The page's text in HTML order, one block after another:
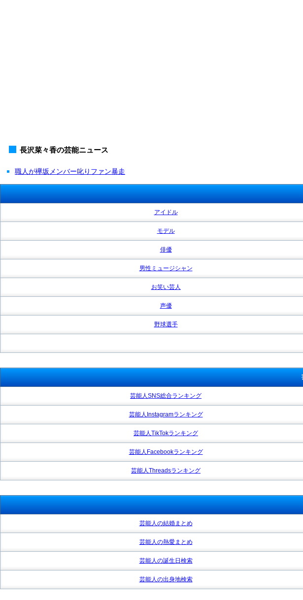
長沢菜々香の芸能ニュース
職人が欅坂メンバー叱りファン暴走
アイドル
モデル
俳優
男性ミュージシャン
お笑い芸人
声優
野球選手
芸能人SNS総合ランキング
芸能人Instagramランキング
芸能人TikTokランキング
芸能人Facebookランキング
芸能人Threadsランキング
芸能人の結婚まとめ
芸能人の熱愛まとめ
芸能人の誕生日検索
芸能人の出身地検索